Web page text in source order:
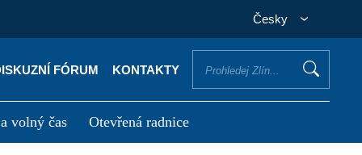
Česky
FÓRUM KONTAKTY
volný čas Otevřená radnice